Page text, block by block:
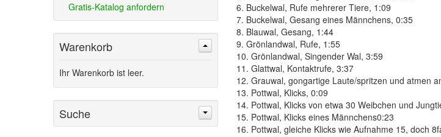
6. Buckelwal, Rufe mehrerer Tiere, 1:09
7. Buckelwal, Gesang eines Männchens, 0:35
8. Blauwal, Gesang, 1:44
9. Grönlandwal, Rufe, 1:55
10. Grönlandwal, Singender Wal, 3:59
11. Glattwal, Kontaktrufe, 3:37
12. Grauwal, gongartige Laute/spritzen und atmen
13. Pottwal, Klicks, 0:09
14. Pottwal, Klicks von etwa 30 Weibchen und
15. Pottwal, Klicks eines Männchens0:23
16. Pottwal, gleiche Klicks wie Aufnahme 15, doch
Gratis-Katalog anfordern
Warenkorb
Ihr Warenkorb ist leer.
Suche